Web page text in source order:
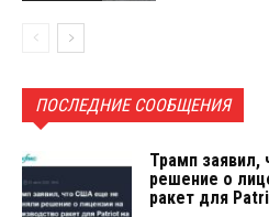
ПОСЛЕДНИЕ СООБЩЕНИЯ
Трамп
решение о
ракет для